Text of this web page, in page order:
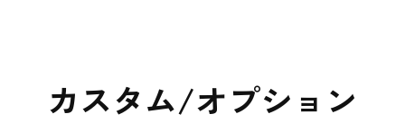
カスタム/オプション